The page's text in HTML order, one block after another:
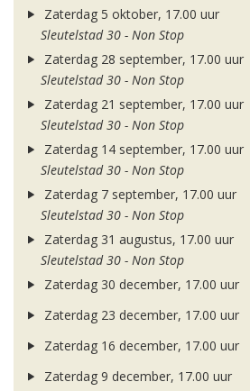
Zaterdag 5 oktober, 17.00 uur
Sleutelstad 30 - Non Stop
Zaterdag 28 september, 17.00 uur
Sleutelstad 30 - Non Stop
Zaterdag 21 september, 17.00 uur
Sleutelstad 30 - Non Stop
Zaterdag 14 september, 17.00 uur
Sleutelstad 30 - Non Stop
Zaterdag 7 september, 17.00 uur
Sleutelstad 30 - Non Stop
Zaterdag 31 augustus, 17.00 uur
Sleutelstad 30 - Non Stop
Zaterdag 30 december, 17.00 uur
Zaterdag 23 december, 17.00 uur
Zaterdag 16 december, 17.00 uur
Zaterdag 9 december, 17.00 uur